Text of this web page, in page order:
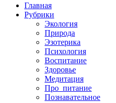
Главная
Рубрики
Экология
Природа
Эзотерика
Психология
Воспитание
Здоровье
Медитация
Про_питание
Познавательное